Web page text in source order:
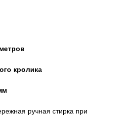
метров
кролика
ручная стирка при